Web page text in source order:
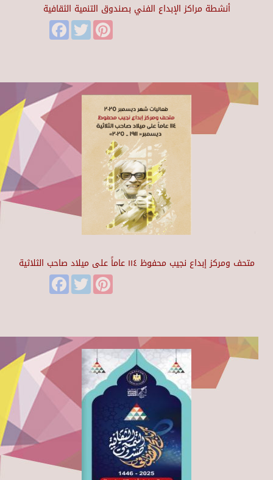
أنشطة مراكز الإبداع الفني بصندوق التنمية الثقافية
FacebookTwitter
متحف ومركز إبداع نجيب محفوظ ١١٤ عاماً على ميلاد صاحب الثلاثية
FacebookTwitter